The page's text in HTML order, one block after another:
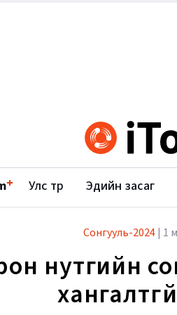
+ Улс төр Эдийн засаг
Сонгууль-2024| 1
нутгийн